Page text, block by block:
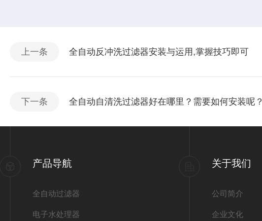
上一条 全自动反冲洗过滤器安装与运用,掌握技巧即可
下一条 全自动自清洗过滤器好在哪里？需要如何安装呢？
产品导航
全自动过滤器
电子水处理器
关于我们
公司简介
企业文化